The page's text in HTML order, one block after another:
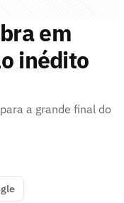
em
inédito
a grande final do